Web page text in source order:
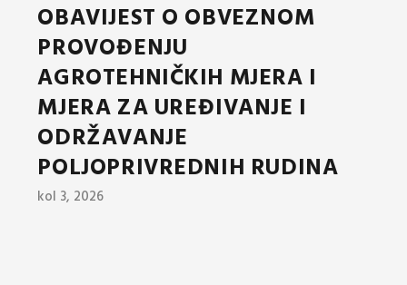
OBAVIJEST O OBVEZNOM
PROVOĐENJU
AGROTEHNIČKIH MJERA I
MJERA ZA UREĐIVANJE I
ODRŽAVANJE
POLJOPRIVREDNIH RUDINA
kol 3, 2026